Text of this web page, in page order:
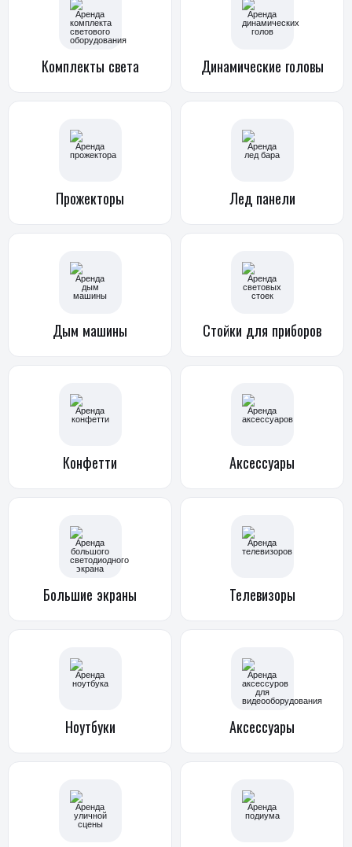
Комплекты света Динамические головы
Прожекторы Лед панели
Дым машины Стойки для приборов
Конфетти Аксессуары
Большие экраны Телевизоры
Ноутбуки Аксессуары